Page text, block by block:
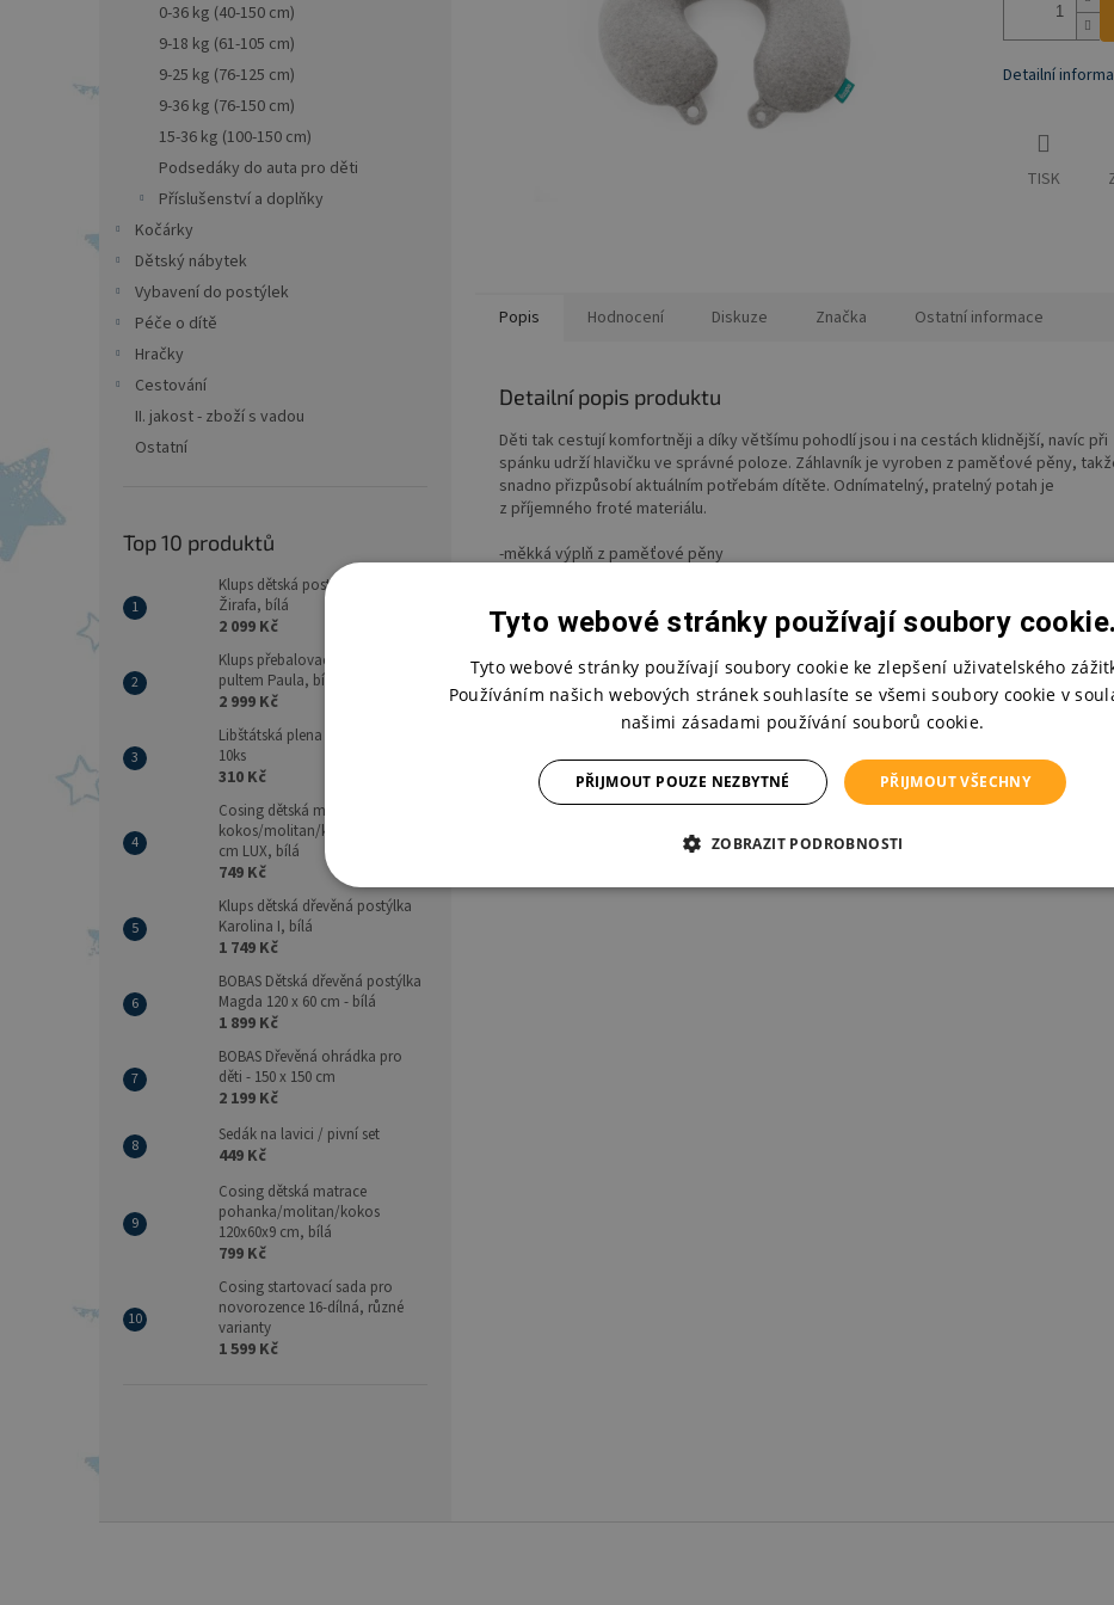
0-36 kg (40-150 cm)
9-18 kg (61-105 cm)
9-25 kg (76-125 cm)
9-36 kg (76-150 cm)
15-36 kg (100-150 cm)
Podsedáky do auta pro děti
Příslušenství a doplňky
Kočárky
Dětský nábytek
Vybavení do postýlek
Péče o dítě
Hračky
Cestování
II. jakost - zboží s vadou
Ostatní
Top 10 produktů
Klups dětská postýlka Safari
Žirafa, bílá
2 099 Kč
Klups přebalovací komoda s
pultem Paula, bílá
2 999 Kč
Libštátská plena 70x70 - balení
10ks
310 Kč
Cosing dětská matrace
kokos/molitan/kokos 120x60x8
cm LUX, bílá
749 Kč
Klups dětská dřevěná postýlka
Karolina I, bílá
1 749 Kč
BOBAS Dětská dřevěná postýlka
Magda 120 x 60 cm - bílá
1 899 Kč
BOBAS Dřevěná ohrádka pro
děti - 150 x 150 cm
2 199 Kč
Sedák na lavici / pivní set
449 Kč
Cosing dětská matrace
pohanka/molitan/kokos
120x60x9 cm, bílá
799 Kč
Cosing startovací sada pro
novorozence 16-dílná, různé
varianty
1 599 Kč
Detailní
TISK
Popis Hodnocení Diskuze Značka Ostatní informace
Detailní popis produktu
Děti tak cestují komfortněji a díky většímu pohodlí jsou i na cestách klidnější, navíc při
spánku udrží hlavičku ve správné poloze. Záhlavník je vyroben z paměťové pěny,
snadno přizpůsobí aktuálním potřebám dítěte. Odnímatelný, pratelný potah je
z příjemného froté materiálu.
-měkká výplň z paměťové pěny
-podpora hlavy při spánku
-praní při šetrném programu na 30°C (svrchní část)
Tyto webové stránky používají soubory cookie.
Tyto webové stránky používají soubory cookie ke zlepšení uživatelského
Používáním našich webových stránek souhlasíte se všemi soubory cookie v
našimi zásadami používání souborů cookie.
PŘIJMOUT VŠECHNY
PŘIJMOUT POUZE NEZBYTNÉ
ZOBRAZIT PODROBNOSTI